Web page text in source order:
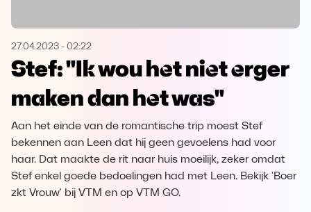
Microsoft Edge Download
Opera Download
27.04.2023 - 02:22
Stef: "Ik wou het niet erger
maken dan het was"
Aan het einde van de romantische trip moest Stef
bekennen aan Leen dat hij geen gevoelens had voor
haar. Dat maakte de rit naar huis moeilijk, zeker omdat
Stef enkel goede bedoelingen had met Leen. Bekijk 'Boer
zkt Vrouw' bij VTM en op VTM GO.